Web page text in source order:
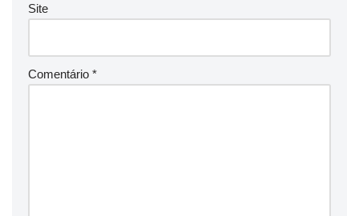
Site
Comentário *